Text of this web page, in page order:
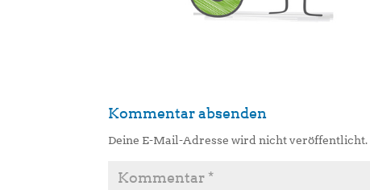
Kommentar absenden
Deine E-Mail-Adresse wird nicht veröffentlicht.